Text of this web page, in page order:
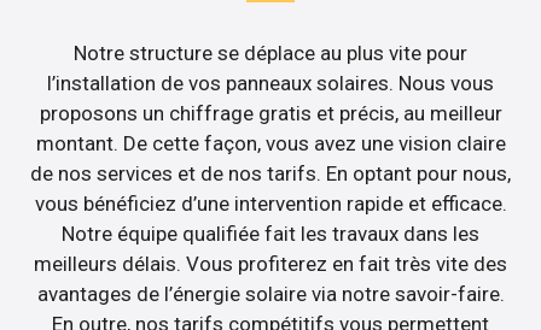
Notre structure se déplace au plus vite pour
l’installation de vos panneaux solaires. Nous vous
proposons un chiffrage gratis et précis, au meilleur
montant. De cette façon, vous avez une vision claire
de nos services et de nos tarifs. En optant pour nous,
vous bénéficiez d’une intervention rapide et efficace.
Notre équipe qualifiée fait les travaux dans les
meilleurs délais. Vous profiterez en fait très vite des
avantages de l’énergie solaire via notre savoir-faire.
En outre, nos tarifs compétitifs vous permettent